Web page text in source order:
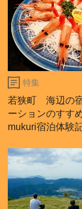
特集
若狭町 海辺の
ーションのすす
mukuri宿泊体験